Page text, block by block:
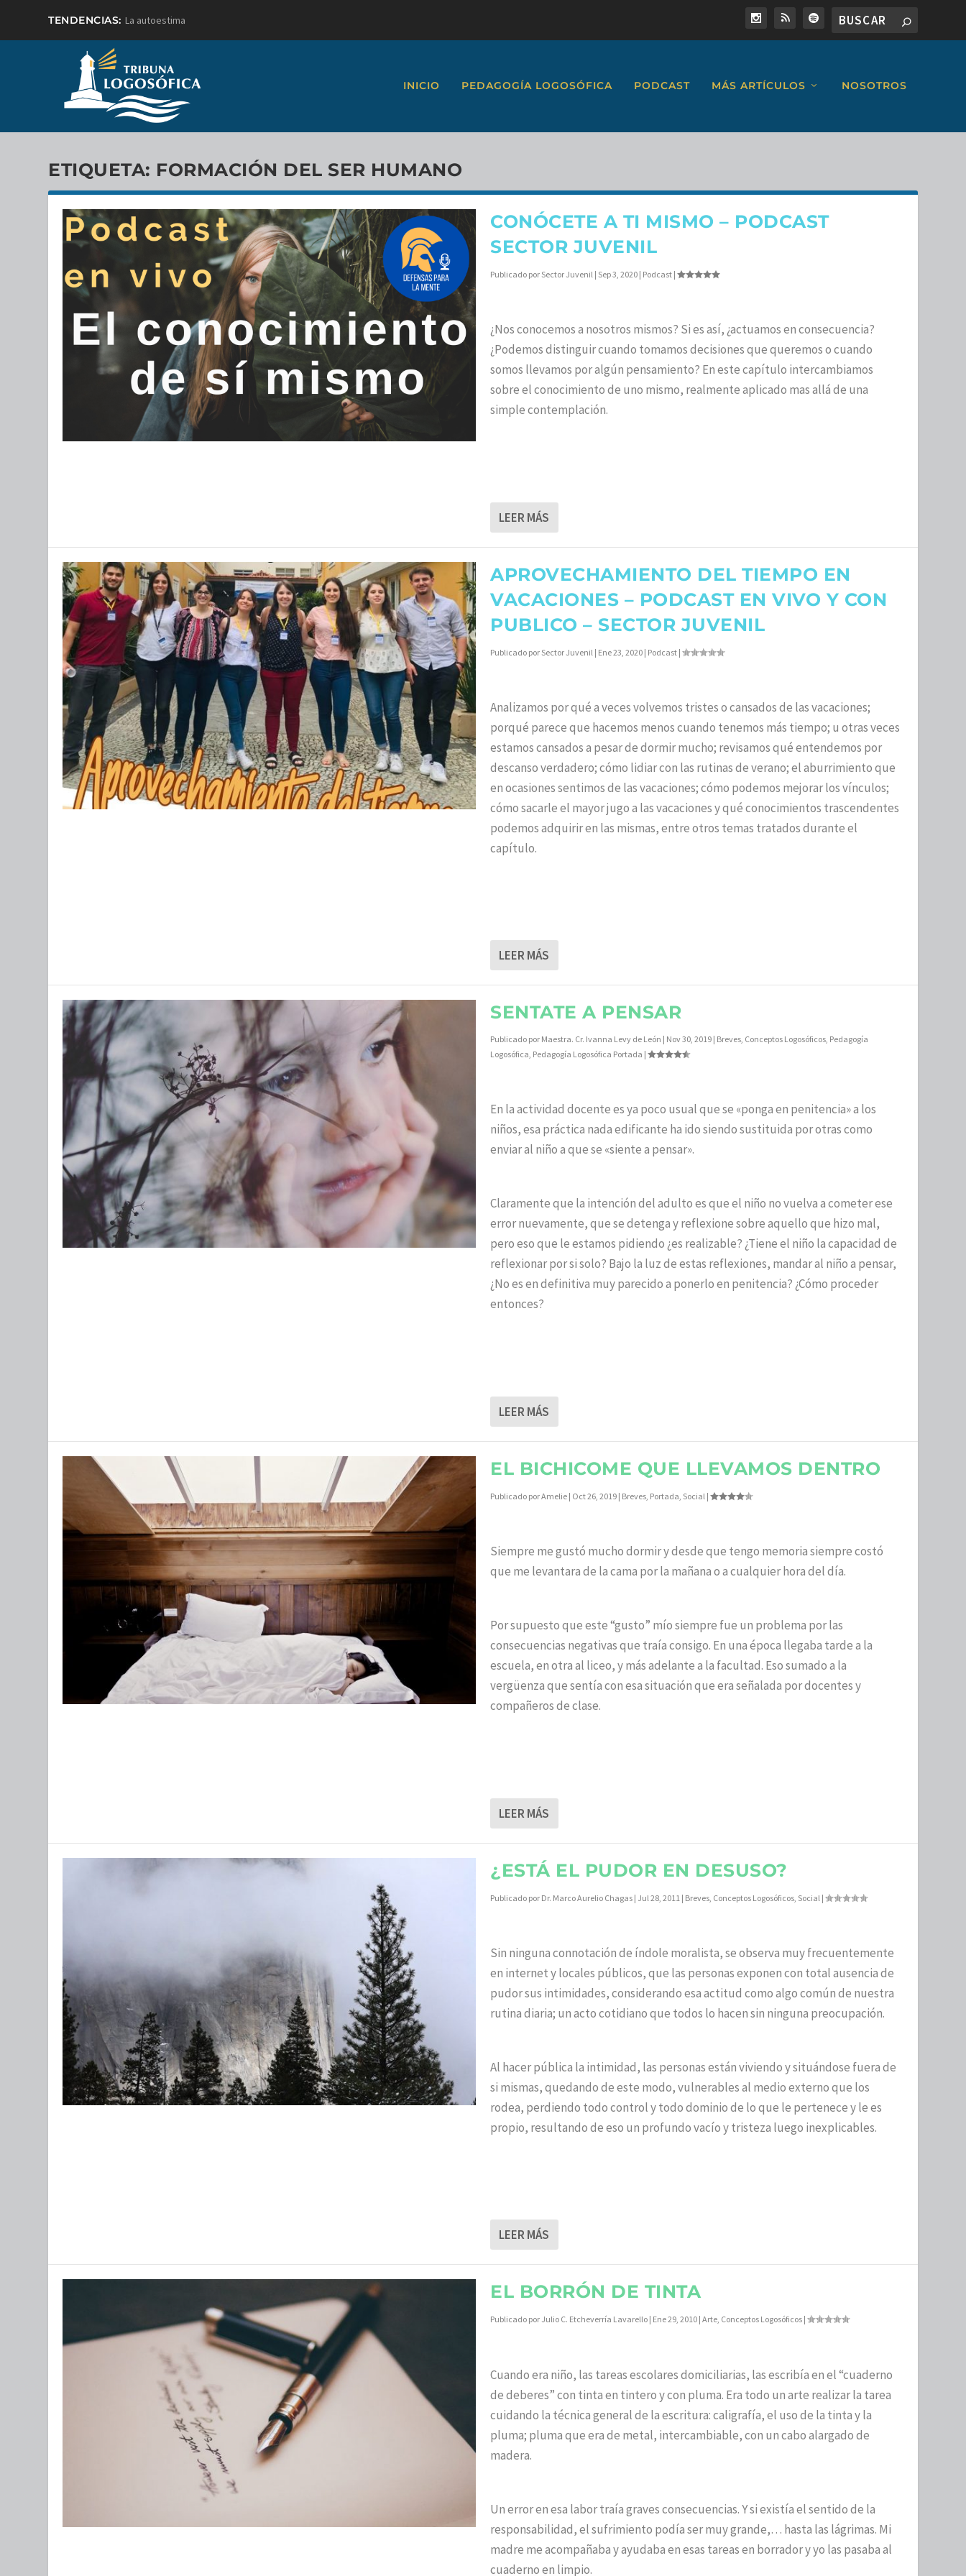
TENDENCIAS: La autoestima
INICIO PEDAGOGÍA LOGOSÓFICA PODCAST MÁS ARTÍCULOS NOSOTROS
ETIQUETA: FORMACIÓN DEL SER HUMANO
CONÓCETE A TI MISMO – PODCAST
SECTOR JUVENIL
Publicado por Sector Juvenil | Sep 3, 2020 | Podcast |
¿Nos conocemos a nosotros mismos? Si es así, ¿actuamos en consecuencia?
¿Podemos distinguir cuando tomamos decisiones que queremos o cuando
somos llevamos por algún pensamiento? En este capítulo intercambiamos
sobre el conocimiento de uno mismo, realmente aplicado mas allá de una
simple contemplación.
LEER MÁS
APROVECHAMIENTO DEL TIEMPO EN
VACACIONES – PODCAST EN VIVO Y CON
PUBLICO – SECTOR JUVENIL
Publicado por Sector Juvenil | Ene 23, 2020 | Podcast |
Analizamos por qué a veces volvemos tristes o cansados de las vacaciones;
porqué parece que hacemos menos cuando tenemos más tiempo; u otras veces
estamos cansados a pesar de dormir mucho; revisamos qué entendemos por
descanso verdadero; cómo lidiar con las rutinas de verano; el aburrimiento que
en ocasiones sentimos de las vacaciones; cómo podemos mejorar los vínculos;
cómo sacarle el mayor jugo a las vacaciones y qué conocimientos trascendentes
podemos adquirir en las mismas, entre otros temas tratados durante el
capítulo.
LEER MÁS
SENTATE A PENSAR
Publicado por Maestra. Cr. Ivanna Levy de León | Nov 30, 2019 | Breves, Conceptos Logosóficos, Pedagogía
Logosófica, Pedagogía Logosófica Portada |
En la actividad docente es ya poco usual que se «ponga en penitencia» a los
niños, esa práctica nada edificante ha ido siendo sustituida por otras como
enviar al niño a que se «siente a pensar».
Claramente que la intención del adulto es que el niño no vuelva a cometer ese
error nuevamente, que se detenga y reflexione sobre aquello que hizo mal,
pero eso que le estamos pidiendo ¿es realizable? ¿Tiene el niño la capacidad de
reflexionar por si solo? Bajo la luz de estas reflexiones, mandar al niño a pensar,
¿No es en definitiva muy parecido a ponerlo en penitencia? ¿Cómo proceder
entonces?
LEER MÁS
EL BICHICOME QUE LLEVAMOS DENTRO
Publicado porAmelie | Oct 26, 2019 | Breves Portada Social |
Siempre me gustó mucho dormir y desde que tengo memoria siempre costó
que me levantara de la cama por la mañana o a cualquier hora del día.
Por supuesto que este “gusto” mío siempre fue un problema por las
consecuencias negativas que traía consigo. En una época llegaba tarde a la
escuela, en otra al liceo, y más adelante a la facultad. Eso sumado a la
vergüenza que sentía con esa situación que era señalada por docentes y
compañeros de clase.
LEER MÁS
¿ESTÁ EL PUDOR EN DESUSO?
Publicado por Dr. Marco Aurelio Chagas | Jul 28, 2011 | Breves Conceptos Logosóficos Social |
Sin ninguna connotación de índole moralista, se observa muy frecuentemente
en internet y locales públicos, que las personas exponen con total ausencia de
pudor sus intimidades, considerando esa actitud como algo común de nuestra
rutina diaria; un acto cotidiano que todos lo hacen sin ninguna preocupación.
Al hacer pública la intimidad, las personas están viviendo y situándose fuera de
si mismas, quedando de este modo, vulnerables al medio externo que los
rodea, perdiendo todo control y todo dominio de lo que le pertenece y le es
propio, resultando de eso un profundo vacío y tristeza luego inexplicables.
LEER MÁS
EL BORRÓN DE TINTA
Publicado por Julio C. Etcheverría Lavarello | Ene 29, 2010 | Arte, Conceptos Logosóficos |
Cuando era niño, las tareas escolares domiciliarias, las escribía en el “cuaderno
de deberes” con tinta en tintero y con pluma. Era todo un arte realizar la tarea
cuidando la técnica general de la escritura: caligrafía, el uso de la tinta y la
pluma; pluma que era de metal, intercambiable, con un cabo alargado de
madera.
Un error en esa labor traía graves consecuencias. Y si existía el sentido de la
responsabilidad, el sufrimiento podía ser muy grande,… hasta las lágrimas. Mi
madre me acompañaba y ayudaba en esas tareas en borrador y yo las pasaba al
cuaderno en limpio.